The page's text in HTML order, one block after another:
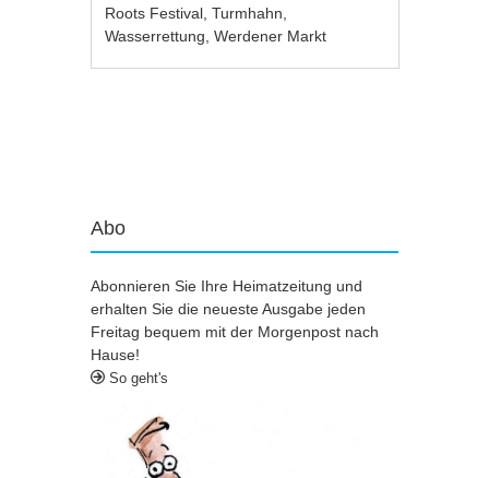
Roots Festival ,Turmhahn
Wasserrettung ,Werdener Markt
Abo
Abonnieren Sie Ihre Heimatzeitung und
erhalten Sie die neueste Ausgabe jeden
Freitag bequem mit der Morgenpost nach
Hause!
So geht's